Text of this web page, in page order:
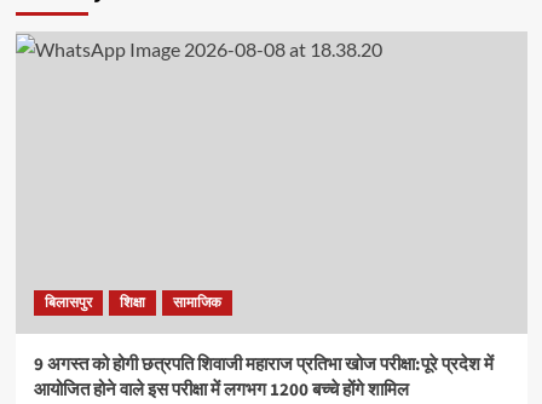
बिलासपुर शिक्षा सामाजिक
9 अगस्त को होगी छत्रपति शिवाजी महाराज प्रतिभा खोज परीक्षा:पूरे प्रदेश में
आयोजित होने वाले इस परीक्षा में लगभग 1200 बच्चे होंगे शामिल